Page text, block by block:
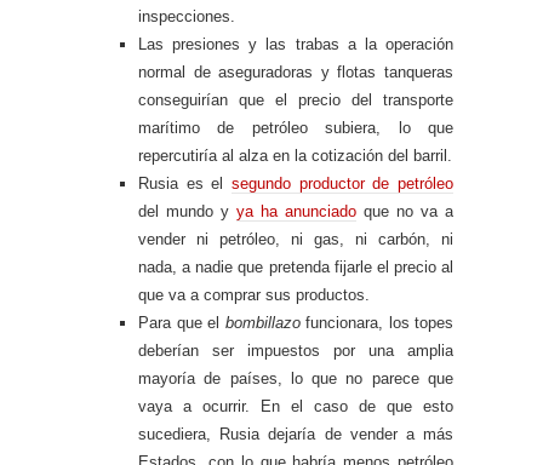
inspecciones.
Las presiones y las trabas a la operación
normal de aseguradoras y flotas tanqueras
conseguirían que el precio del transporte
marítimo de petróleo subiera, lo que
repercutiría al alza en la cotización del barril.
Rusia es el segundo productor de petróleo
del mundo y ya ha anunciado que no va a
vender ni petróleo, ni gas, ni carbón, ni
nada, a nadie que pretenda fijarle el precio al
que va a comprar sus productos.
Para que el bombillazo funcionara, los topes
deberían ser impuestos por una amplia
mayoría de países, lo que no parece que
vaya a ocurrir. En el caso de que esto
sucediera, Rusia dejaría de vender a más